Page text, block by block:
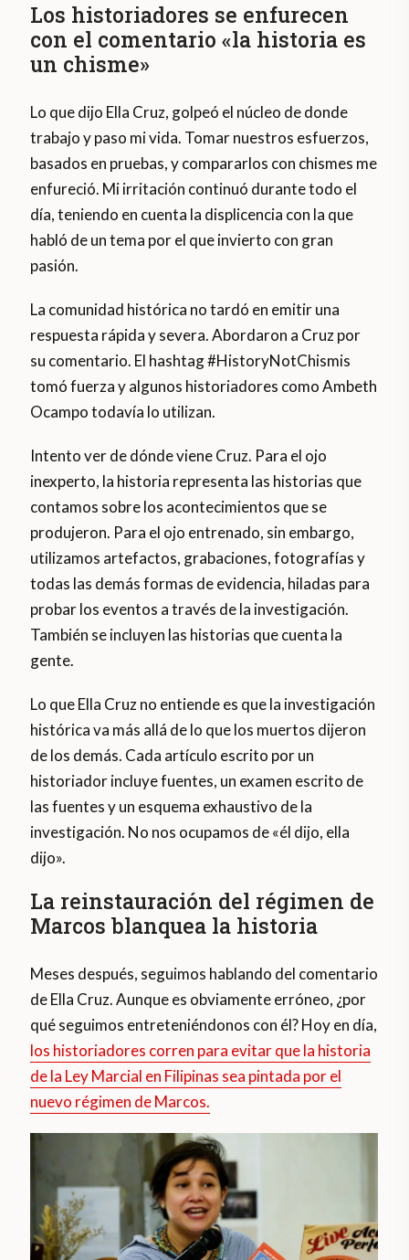
Los historiadores se enfurecen
con el comentario «la historia es
un chisme»
Lo que dijo Ella Cruz, golpeó el núcleo de donde
trabajo y paso mi vida. Tomar nuestros esfuerzos,
basados en pruebas, y compararlos con chismes me
enfureció. Mi irritación continuó durante todo el
día, teniendo en cuenta la displicencia con la que
habló de un tema por el que invierto con gran
pasión.
La comunidad histórica no tardó en emitir una
respuesta rápida y severa. Abordaron a Cruz por
su comentario. El hashtag #HistoryNotChismis
tomó fuerza y algunos historiadores como Ambeth
Ocampo todavía lo utilizan.
Intento ver de dónde viene Cruz. Para el ojo
inexperto, la historia representa las historias que
contamos sobre los acontecimientos que se
produjeron. Para el ojo entrenado, sin embargo,
utilizamos artefactos, grabaciones, fotografías y
todas las demás formas de evidencia, hiladas para
probar los eventos a través de la investigación.
También se incluyen las historias que cuenta la
gente.
Lo que Ella Cruz no entiende es que la investigación
histórica va más allá de lo que los muertos dijeron
de los demás. Cada artículo escrito por un
historiador incluye fuentes, un examen escrito de
las fuentes y un esquema exhaustivo de la
investigación. No nos ocupamos de «él dijo, ella
dijo».
La reinstauración del régimen de
Marcos blanquea la historia
Meses después, seguimos hablando del comentario
de Ella Cruz. Aunque es obviamente erróneo, ¿por
qué seguimos entreteniéndonos con él? Hoy en día,
los historiadores corren para evitar que la historia
de la Ley Marcial en Filipinas sea pintada por el
nuevo régimen de Marcos.